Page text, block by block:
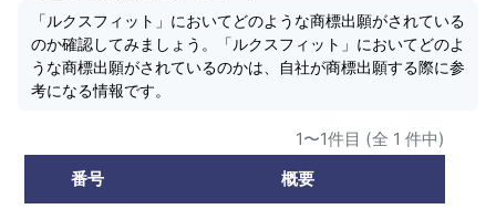
「ルクスフィット」においてどのような商標出願がされている
のか確認してみましょう。「ルクスフィット」においてどのよ
うな商標出願がされているのかは、自社が商標出願する際に参
考になる情報です。
1〜1件目 (全 1 件中)
番号
概要